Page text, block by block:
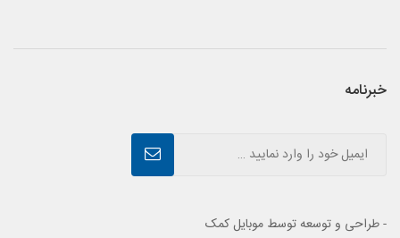
خبرنامه
- طراحی و توسعه توسط موبایل کمک